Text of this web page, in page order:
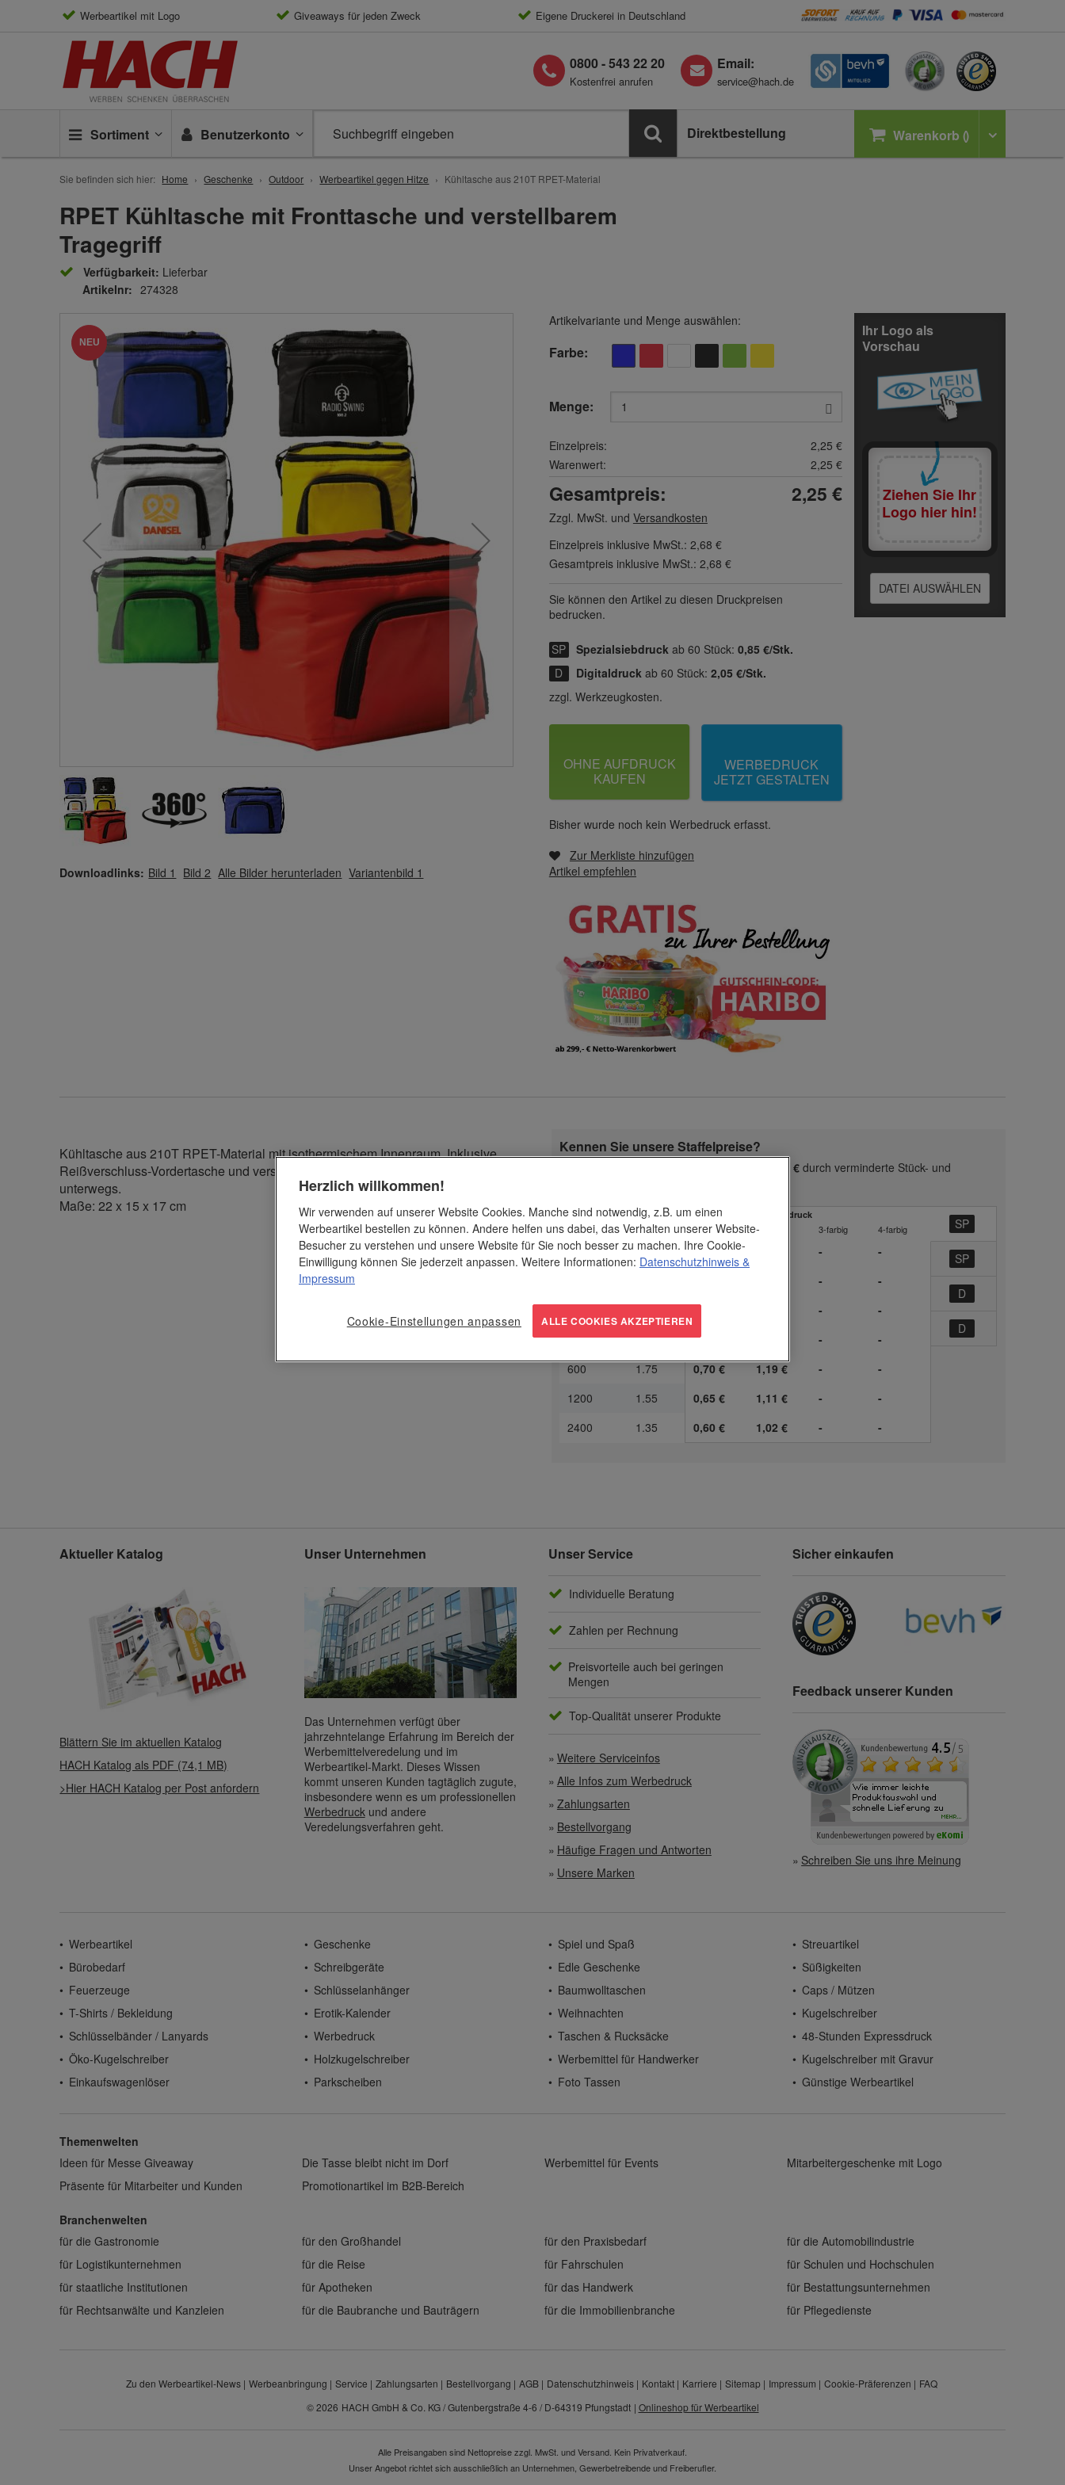
Werbeartikel mit Logo Giveaways für jeden Zweck Eigene Druckerei in Deutschland
0800 - 543 22 20
Kostenfrei anrufen
Email:
service@hach.de
Sortiment Warenkorb
Benutzerkonto Direktbestellung
Sie befinden sich hier: Home Geschenke Outdoor Werbeartikel gegen Hitze Kühltasche aus 210T RPET-Material
RPET Kühltasche mit Fronttasche und verstellbarem
Tragegriff
Verfügbarkeit: Lieferbar
Artikelnr: 274328
NEU
Downloadlinks: Bild 1 Bild 2 Alle Bilder herunterladen Variantenbild 1
Artikelvariante und Menge auswählen:
Farbe
Menge:
Einzelpreis:
2,25 €
Warenwert:
2,25 €
Gesamtpreis: 2,25 €
Zzgl. MwSt. und Versandkosten
Einzelpreis inklusive MwSt.: 2,68 €
Gesamtpreis inklusive MwSt.: 2,68 €
Sie können den Artikel zu diesen Druck­preisen
bedrucken.
Spezialsiebdruck ab 60 Stück: 0,85 €/Stk.
Digitaldruck ab 60 Stück: 2,05 €/Stk.
zzgl. Werkzeugkosten.
OHNE AUFDRUCK
KAUFEN
WERBEDRUCK
JETZT GESTALTEN
Bisher wurde noch kein Werbedruck erfasst.
Zur Merkliste hinzufügen
Artikel empfehlen
Ihr Logo als
Vorschau
Ziehen Sie Ihr
Logo hier hin!
DATEI AUSWÄHLEN
Kühltasche aus 210T RPET-Material mit isothermischem Innenraum. Inklusive
Reißverschluss-Vordertasche und verstellbarem Tragegriff. Perfekt für
unterwegs.
Maße: 22 x 15 x 17 cm
Kennen Sie unsere Staffelpreise?
sparen Sie insgesamt 300,00 € durch verminderte Stück- und
Druckpreis Spezialsiebdruck
ab Stück
€ / Stk. 1-farbig 2-farbig 3-farbig 4-farbig
1 2.25 - -
-
-
-
0,80 € -
-
300
1.85 0,75 € -
-
600
1.75 0,70 € 1,19 € -
-
1200
1.55 0,65 € 1,11 € -
-
2400
1.35 0,60 € 1,02 € - -
Aktueller Katalog
Blättern Sie im aktuellen Katalog
HACH Katalog als PDF (74,1 MB)
>Hier HACH Katalog per Post anfordern
Unser Unternehmen
Das Unternehmen verfügt über
jahrzehntelange Erfahrung im Bereich der
Werbemittelveredelung und im
Werbeartikel-Markt. Dieses Wissen
kommt unseren Kunden tagtäglich zugute,
insbesondere wenn es um professionellen
Werbedruck und andere
Veredelungsverfahren geht.
Unser Service
Individuelle Beratung
Zahlen per Rechnung
Preisvorteile auch bei geringen
Mengen
Top-Qualität unserer Produkte
Weitere Serviceinfos
Alle Infos zum Werbedruck
Zahlungsarten
Bestellvorgang
Häufige Fragen und Antworten
Unsere Marken
Sicher einkaufen
Feedback unserer Kunden
Schreiben Sie uns ihre Meinung
Werbeartikel Geschenke Spiel und Spaß
Streuartikel
Bürobedarf
Schreibgeräte Edle Geschenke
Süßigkeiten
Feuerzeuge
Schlüsselanhänger Baumwolltaschen
Caps / Mützen
T-Shirts / Bekleidung
Erotik-Kalender Weihnachten
Kugelschreiber
Schlüsselbänder / Lanyards
Werbedruck Taschen & Rucksäcke
48-Stunden Expressdruck
Öko-Kugelschreiber
Holzkugelschreiber Werbemittel für Handwerker
Kugelschreiber mit Gravur
Einkaufswagenlöser
Parkscheiben Foto Tassen Günstige Werbeartikel
Themenwelten
Ideen für Messe Giveaway
Die Tasse bleibt nicht im Dorf Werbemittel für Events
Mitarbeitergeschenke mit Logo
Präsente für Mitarbeiter und Kunden
Promotionartikel im B2B-Bereich
Branchenwelten
für die Gastronomie
für den Großhandel für den Praxisbedarf
für die Automobilindustrie
für Logistikunternehmen
für die Reise für Fahrschulen
für Schulen und Hochschulen
für staatliche Institutionen
für Apotheken für das Handwerk
für Bestattungsunternehmen
für Rechtsanwälte und Kanzleien
für die Baubranche und Bauträgern für die Immobilienbranche für Pflegedienste
Zu den Werbeartikel-News Werbeanbringung Service Zahlungsarten Bestellvorgang AGB Datenschutzhinweis Kontakt Karriere Sitemap Impressum Cookie-Präferenzen
FAQ
© 2026 HACH GmbH & Co. KG / Gutenbergstraße 4-6 / D-64319 Pfungstadt | Onlineshop für Werbeartikel
Alle Preisangaben sind Nettopreise zzgl. MwSt. und Versand. Kein Privatverkauf.
Unser Angebot richtet sich ausschließlich an Unternehmen, Gewerbetreibende und Freiberufler.
Herzlich willkommen!
Wir verwenden auf unserer Website Cookies. Manche sind notwendig, z.B. um einen
Werbeartikel bestellen zu können. Andere helfen uns dabei, das Verhalten unserer Website-
Besucher zu verstehen und unsere Website für Sie noch besser zu machen. Ihre Cookie-
Einwilligung können Sie jederzeit anpassen. Weitere Informationen: Datenschutzhinweis &
Impressum
Cookie-Einstellungen anpassen ALLE COOKIES AKZEPTIEREN